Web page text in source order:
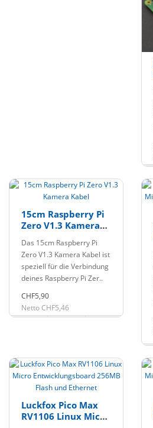
15cm Raspberry Pi
Zero V1.3 Kamera
Das 15cm Raspberry Pi
Zero V1.3 Kamera Kabel ist
speziell für die Verbindung
deines Raspberry Pi Zer..
CHF5,90
Netto CHF5,46
Luckfox Pico Max
RV1106 Linux Micro